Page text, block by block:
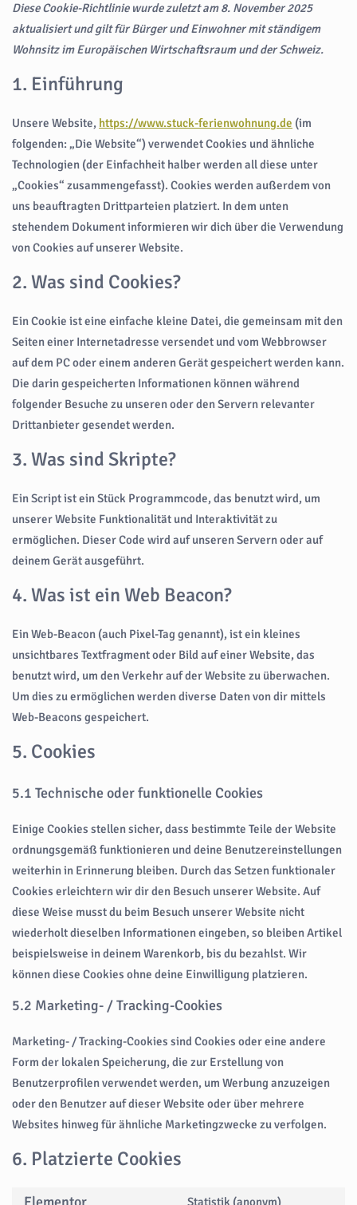
Diese Cookie-Richtlinie wurde zuletzt am 8. November 2025
aktualisiert und gilt für Bürger und Einwohner mit ständigem
Wohnsitz im Europäischen Wirtschaftsraum und der Schweiz.
1. Einführung
Unsere Website, https://www.stuck-ferienwohnung.de (im
folgenden: „Die Website“) verwendet Cookies und ähnliche
Technologien (der Einfachheit halber werden all diese unter
„Cookies“ zusammengefasst). Cookies werden außerdem von
uns beauftragten Drittparteien platziert. In dem unten
stehendem Dokument informieren wir dich über die Verwendung
von Cookies auf unserer Website.
2. Was sind Cookies?
Ein Cookie ist eine einfache kleine Datei, die gemeinsam mit den
Seiten einer Internetadresse versendet und vom Webbrowser
auf dem PC oder einem anderen Gerät gespeichert werden kann.
Die darin gespeicherten Informationen können während
folgender Besuche zu unseren oder den Servern relevanter
Drittanbieter gesendet werden.
3. Was sind Skripte?
Ein Script ist ein Stück Programmcode, das benutzt wird, um
unserer Website Funktionalität und Interaktivität zu
ermöglichen. Dieser Code wird auf unseren Servern oder auf
deinem Gerät ausgeführt.
4. Was ist ein Web Beacon?
Ein Web-Beacon (auch Pixel-Tag genannt), ist ein kleines
unsichtbares Textfragment oder Bild auf einer Website, das
benutzt wird, um den Verkehr auf der Website zu überwachen.
Um dies zu ermöglichen werden diverse Daten von dir mittels
Web-Beacons gespeichert.
5. Cookies
5.1 Technische oder funktionelle Cookies
Einige Cookies stellen sicher, dass bestimmte Teile der Website
ordnungsgemäß funktionieren und deine Benutzereinstellungen
weiterhin in Erinnerung bleiben. Durch das Setzen funktionaler
Cookies erleichtern wir dir den Besuch unserer Website. Auf
diese Weise musst du beim Besuch unserer Website nicht
wiederholt dieselben Informationen eingeben, so bleiben Artikel
beispielsweise in deinem Warenkorb, bis du bezahlst. Wir
können diese Cookies ohne deine Einwilligung platzieren.
5.2 Marketing- / Tracking-Cookies
Marketing- / Tracking-Cookies sind Cookies oder eine andere
Form der lokalen Speicherung, die zur Erstellung von
Benutzerprofilen verwendet werden, um Werbung anzuzeigen
oder den Benutzer auf dieser Website oder über mehrere
Websites hinweg für ähnliche Marketingzwecke zu verfolgen.
6. Platzierte Cookies
Elementor Statistik (anonym)